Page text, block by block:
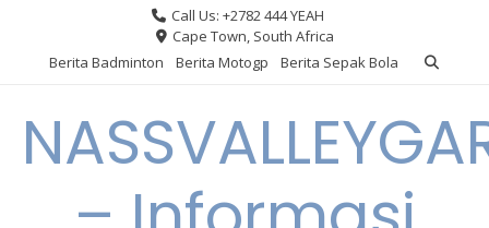
content
Call Us: +2782 444 YEAH
Cape Town, South Africa
Berita Badminton
Berita Motogp Berita Sepak Bola